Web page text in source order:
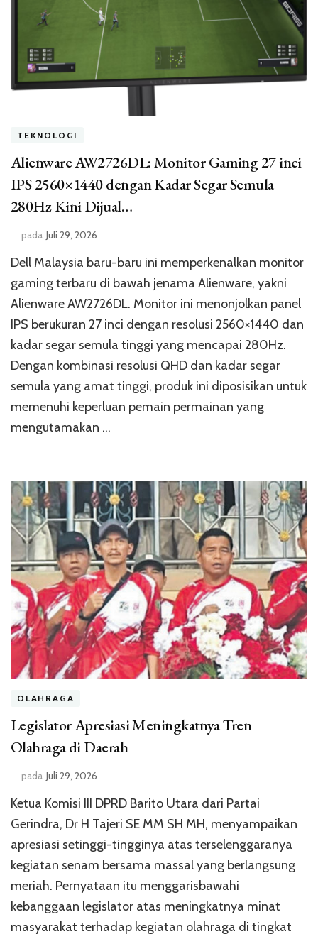
TEKNOLOGI
Alienware AW2726DL: Monitor Gaming 27 inci
IPS 2560×1440 dengan Kadar Segar Semula
280Hz Kini Dijual…
pada Juli 29, 2026
Dell Malaysia baru-baru ini memperkenalkan monitor
gaming terbaru di bawah jenama Alienware, yakni
Alienware AW2726DL. Monitor ini menonjolkan panel
IPS berukuran 27 inci dengan resolusi 2560×1440 dan
kadar segar semula tinggi yang mencapai 280Hz.
Dengan kombinasi resolusi QHD dan kadar segar
semula yang amat tinggi, produk ini diposisikan untuk
memenuhi keperluan pemain permainan yang
mengutamakan …
OLAHRAGA
Legislator Apresiasi Meningkatnya Tren
Olahraga di Daerah
pada Juli 29, 2026
Ketua Komisi III DPRD Barito Utara dari Partai
Gerindra, Dr H Tajeri SE MM SH MH, menyampaikan
apresiasi setinggi-tingginya atas terselenggaranya
kegiatan senam bersama massal yang berlangsung
meriah. Pernyataan itu menggarisbawahi
kebanggaan legislator atas meningkatnya minat
masyarakat terhadap kegiatan olahraga di tingkat